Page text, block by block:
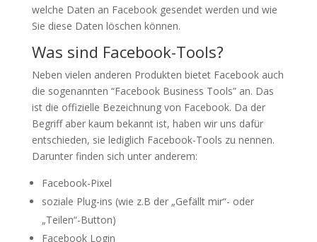
welche Daten an Facebook gesendet werden und wie
Sie diese Daten löschen können.
Was sind Facebook-Tools?
Neben vielen anderen Produkten bietet Facebook auch
die sogenannten “Facebook Business Tools” an. Das
ist die offizielle Bezeichnung von Facebook. Da der
Begriff aber kaum bekannt ist, haben wir uns dafür
entschieden, sie lediglich Facebook-Tools zu nennen.
Darunter finden sich unter anderem:
Facebook-Pixel
soziale Plug-ins (wie z.B der „Gefällt mir“- oder
„Teilen“-Button)
Facebook Login